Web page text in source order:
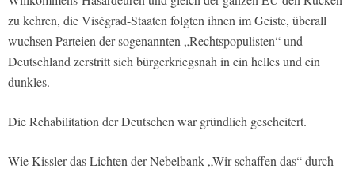
zu kehren, die Viségrad-Staaten folgten ihnen im Geiste, überall
wuchsen Parteien der sogenannten „Rechtspopulisten“ und
Deutschland zerstritt sich bürgerkriegsnah in ein helles und ein
dunkles.
Die Rehabilitation der Deutschen war gründlich gescheitert.
Wie Kissler das Lichten der Nebelbank „Wir schaffen das“ durch